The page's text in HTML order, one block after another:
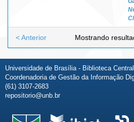
Mostrando
< Anterior
Universidade de Brasília - Biblioteca Central
Coordenadoria de Gestão da Informação
(61) 3107-2683
repositorio@unb.br